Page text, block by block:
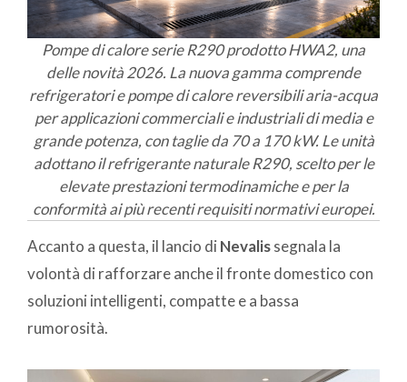
Pompe di calore serie R290 prodotto HWA2, una
delle novità 2026. La nuova gamma comprende
refrigeratori e pompe di calore reversibili aria-acqua
per applicazioni commerciali e industriali di media e
grande potenza, con taglie da 70 a 170 kW. Le unità
adottano il refrigerante naturale R290, scelto per le
elevate prestazioni termodinamiche e per la
conformità ai più recenti requisiti normativi europei.
Accanto a questa, il lancio di Nevalissegnala la
volontà di rafforzare anche il fronte domestico con
soluzioni intelligenti, compatte e a bassa
rumorosità.